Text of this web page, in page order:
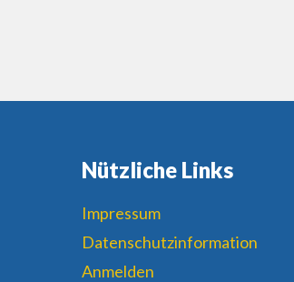
Nützliche Links
Impressum
Datenschutzinformation
Anmelden